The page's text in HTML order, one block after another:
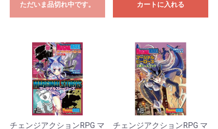
ただいま品切れ中です。 カートに入れる
チェンジアクションRPG マ
チェンジアクションRPG マ